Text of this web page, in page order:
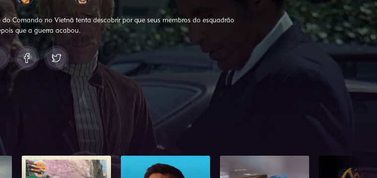
Comando no Vietnã tenta descobrir por que seus membros do esquadrão
que a guerra acabou.